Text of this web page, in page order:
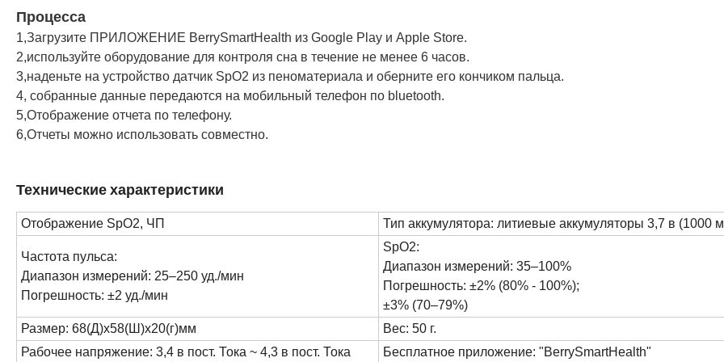
Процесса
1,Загрузите ПРИЛОЖЕНИЕ BerrySmartHealth из Google Play и Apple Store.
2,используйте оборудование для контроля сна в течение не менее 6 часов.
3,наденьте на устройство датчик SpO2 из пеноматериала и оберните его кончиком пальца.
4, собранные данные передаются на мобильный телефон по bluetooth.
5,Отображение отчета по телефону.
6,Отчеты можно использовать совместно.
Технические характеристики
Отображение SpO2, ЧП Тип аккумулятора: литиевые аккумуляторы 3,7 в (1000
Частота пульса:
Диапазон измерений: 25–250 уд./мин
Погрешность: ±2 уд./мин
SpO2:
Диапазон измерений: 35–100%
Погрешность: ±2% (80% - 100%);
±3% (70–79%)
Размер: 68(Д)x58(Ш)x20(г)мм
Вес: 50 г.
Рабочее напряжение: 3,4 в пост. Тока ~ 4,3 в пост. Тока
Бесплатное приложение: "BerrySmartHealth"